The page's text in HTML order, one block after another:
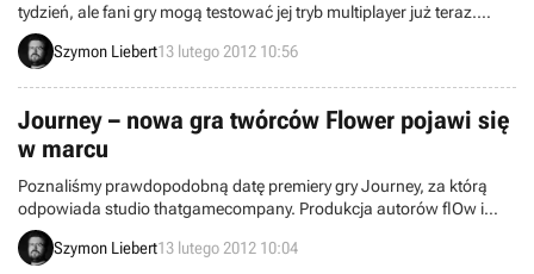
tydzień, ale fani gry mogą testować jej tryb multiplayer już teraz.
Wszystko za sprawą bety dostępnej dla osób, które złożą
zamówienie przedpremierowe.
Szymon Liebert13 lutego 2012 10:56
Journey – nowa gra twórców Flower pojawi się
w marcu
Poznaliśmy prawdopodobną datę premiery gry Journey, za którą
odpowiada studio thatgamecompany. Produkcja autorów flOw i
Flower zostanie wydana w marcu tego roku – tak wynika z treści
zapowiedzi tytułu opublikowanej w nowym numerze Game
Szymon Liebert13 lutego 2012 10:04